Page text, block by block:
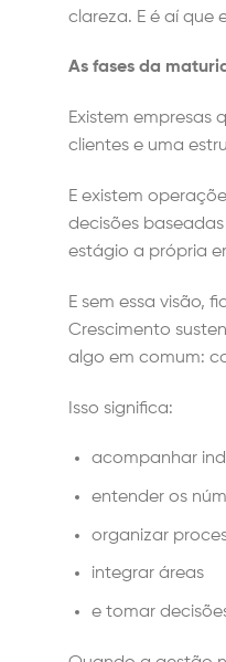
clareza. E é aí que
As fases da
Existem empresas
clientes e uma
E existem
decisões
estágio a própria
E sem essa visão,
Crescimento
algo em comum:
Isso significa:
acompanhar
entender os
organizar
integrar áreas
e tomar